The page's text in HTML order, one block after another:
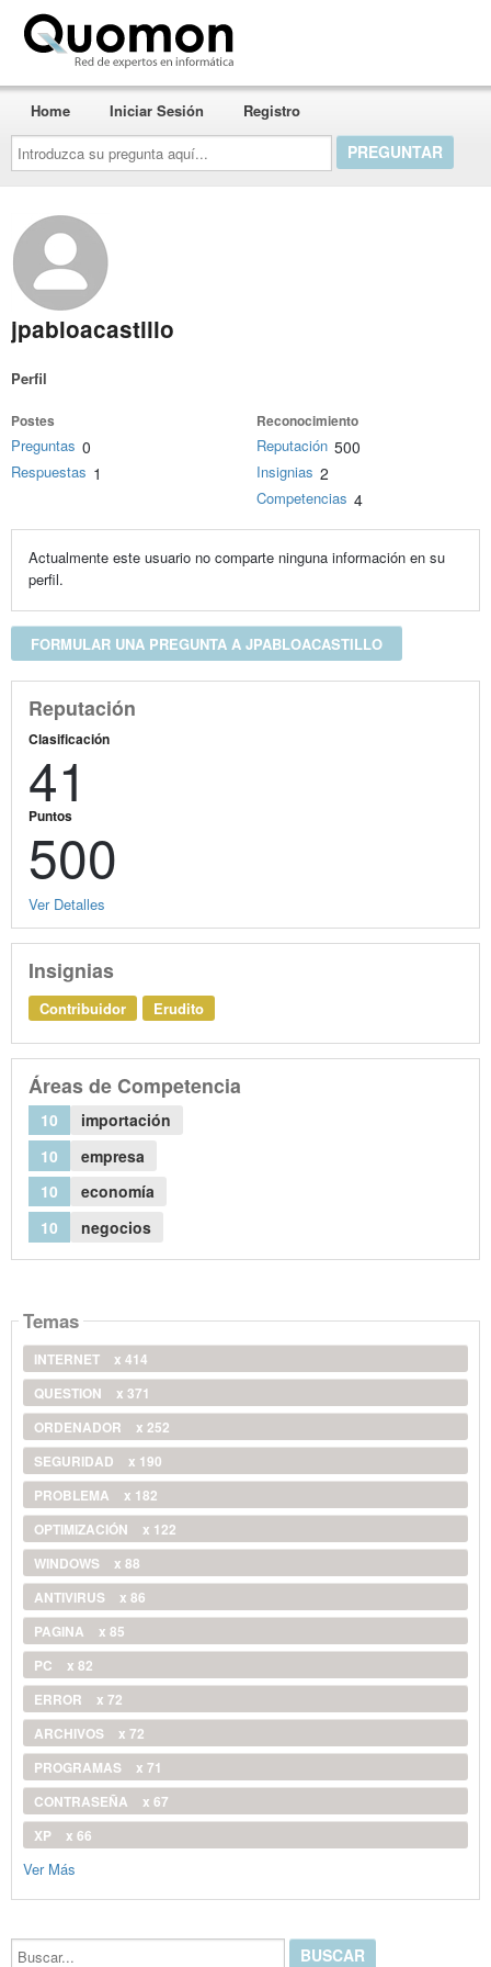
Introduzca
su
pregunta
aquí...
Home Iniciar Sesión Registro
jpabloacastillo
Perfil
Postes
Preguntas 0
Respuestas 1
Reconocimiento
Reputación 500
Insignias 2
Competencias 4
Actualmente este usuario no comparte ninguna información en su
perfil.
FORMULAR UNA PREGUNTA A JPABLOACASTILLO
Reputación
Clasificación
41
Puntos
500
Ver Detalles
Insignias
Contribuidor Erudito
Áreas de Competencia
10
importación
10
empresa
10
economía
10
negocios
Temas
INTERNET
x 414
QUESTION
x 371
ORDENADOR
x 252
SEGURIDAD
x 190
PROBLEMA
x 182
OPTIMIZACIÓN
x 122
WINDOWS
x 88
ANTIVIRUS
x 86
PAGINA
x 85
PC
x 82
ERROR
x 72
ARCHIVOS
x 72
PROGRAMAS
x 71
CONTRASEÑA
x 67
XP
x 66
Ver Más
Buscar...